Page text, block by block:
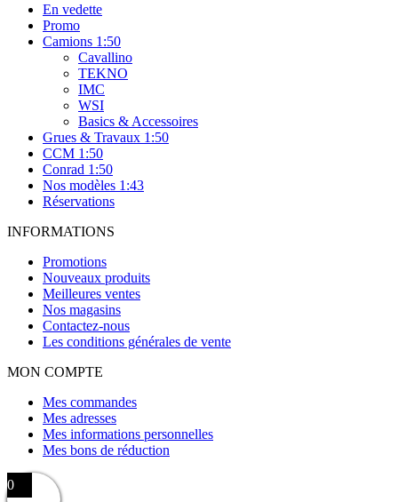
En vedette
Promo
Camions 1:50
Cavallino
TEKNO
IMC
WSI
Basics & Accessoires
Grues & Travaux 1:50
CCM 1:50
Conrad 1:50
Nos modèles 1:43
Réservations
INFORMATIONS
Promotions
Nouveaux produits
Meilleures ventes
Nos magasins
Contactez-nous
Les conditions générales de vente
MON COMPTE
Mes commandes
Mes adresses
Mes informations personnelles
Mes bons de réduction
0